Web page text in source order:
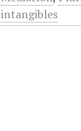
intangibles